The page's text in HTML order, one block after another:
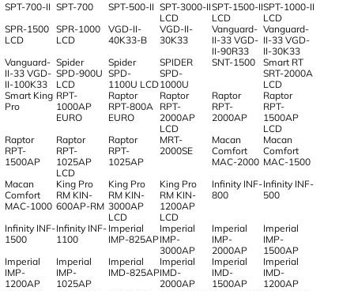
SPT-700-II SPT-700 SPT-500-II SPT-3000-II
LCD
SPT-1500-II
LCD
SPT-1000-II
LCD
SPR-1500
LCD
SPR-1000
LCD
VGD-II-
40K33-B
VGD-II-
30K33
Vanguard-
II-33 VGD-
II-90R33
Vanguard-
II-33 VGD-
II-30K33
Vanguard-
II-33 VGD-
II-100K33
Spider
SPD-900U
LCD
Spider
SPD-
1100U LCD
SPIDER
SPD-
1000U
SNT-1500
Smart RT
SRT-2000A
LCD
Smart King
Pro
RPT-
1000AР
EURO
Raptor
RPT-800A
EURO
Raptor
RPT-
2000AP
LCD
Raptor
RPT-
2000AP
Raptor
RPT-
1500AP
LCD
Raptor
RPT-
1500AP
Raptor
RPT-
1025AP
LCD
Raptor
RPT-
1025AP
MRT-
2000SE
Macan
Comfort
MAC-2000
Macan
Comfort
MAC-1500
Macan
Comfort
MAC-1000
King Pro
RM KIN-
600AP-RM
King Pro
RM KIN-
3000AP
LCD
King Pro
RM KIN-
1200AP
LCD
Infinity INF-
800
Infinity INF-
500
Infinity INF-
1500
Infinity INF-
1100
Imperial
IMP-825AP
Imperial
IMP-
3000AP
Imperial
IMP-
2000AP
Imperial
IMP-
1500AP
Imperial
IMP-
1200AP
Imperial
IMP-
1025AP
Imperial
IMD-825AP
Imperial
IMD-
2000AP
Imperial
IMD-
1500AP
Imperial
IMD-
1200AP